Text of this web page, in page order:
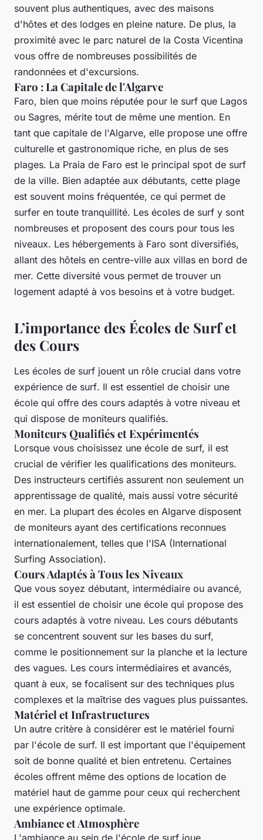
souvent plus authentiques, avec des maisons
d'hôtes et des lodges en pleine nature. De plus, la
proximité avec le parc naturel de la Costa Vicentina
vous offre de nombreuses possibilités de
randonnées et d'excursions.
Faro : La Capitale de l'Algarve
Faro, bien que moins réputée pour le surf que Lagos
ou Sagres, mérite tout de même une mention. En
tant que capitale de l'Algarve, elle propose une offre
culturelle et gastronomique riche, en plus de ses
plages. La Praia de Faro est le principal spot de surf
de la ville. Bien adaptée aux débutants, cette plage
est souvent moins fréquentée, ce qui permet de
surfer en toute tranquillité. Les écoles de surf y sont
nombreuses et proposent des cours pour tous les
niveaux. Les hébergements à Faro sont diversifiés,
allant des hôtels en centre-ville aux villas en bord de
mer. Cette diversité vous permet de trouver un
logement adapté à vos besoins et à votre budget.
L’importance des Écoles de Surf et
des Cours
Les écoles de surf jouent un rôle crucial dans votre
expérience de surf. Il est essentiel de choisir une
école qui offre des cours adaptés à votre niveau et
qui dispose de moniteurs qualifiés.
Moniteurs Qualifiés et Expérimentés
Lorsque vous choisissez une école de surf, il est
crucial de vérifier les qualifications des moniteurs.
Des instructeurs certifiés assurent non seulement un
apprentissage de qualité, mais aussi votre sécurité
en mer. La plupart des écoles en Algarve disposent
de moniteurs ayant des certifications reconnues
internationalement, telles que l'ISA (International
Surfing Association).
Cours Adaptés à Tous les Niveaux
Que vous soyez débutant, intermédiaire ou avancé,
il est essentiel de choisir une école qui propose des
cours adaptés à votre niveau. Les cours débutants
se concentrent souvent sur les bases du surf,
comme le positionnement sur la planche et la lecture
des vagues. Les cours intermédiaires et avancés,
quant à eux, se focalisent sur des techniques plus
complexes et la maîtrise des vagues plus puissantes.
Matériel et Infrastructures
Un autre critère à considérer est le matériel fourni
par l'école de surf. Il est important que l'équipement
soit de bonne qualité et bien entretenu. Certaines
écoles offrent même des options de location de
matériel haut de gamme pour ceux qui recherchent
une expérience optimale.
Ambiance et Atmosphère